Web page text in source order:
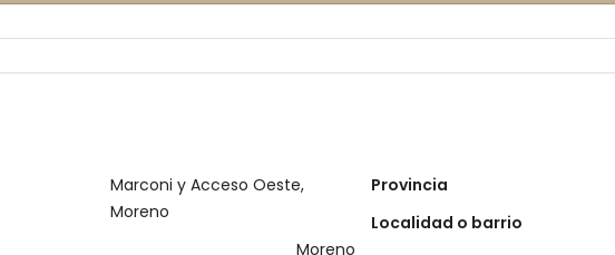
Marconi y Acceso Oeste,
Moreno
Moreno
Provincia
Localidad o barrio